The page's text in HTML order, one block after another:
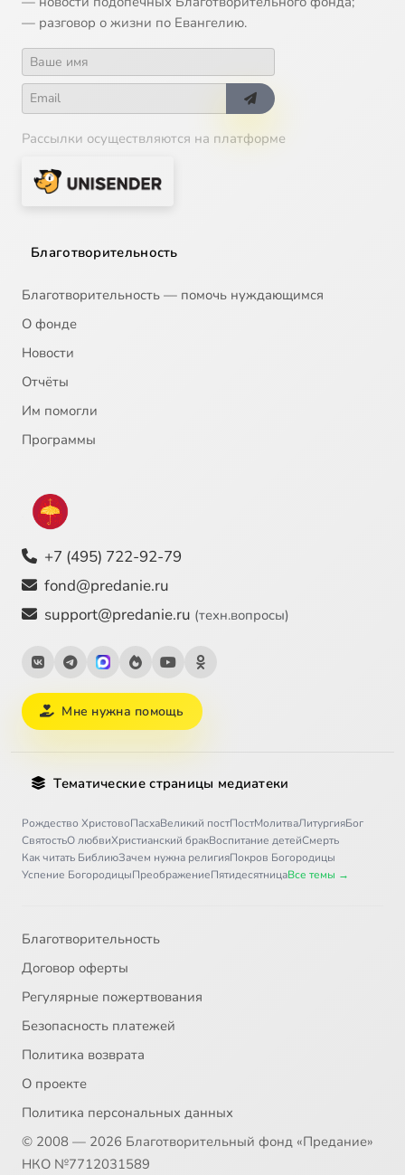
— разговор о жизни по Евангелию.
Рассылки осуществляются на платформе
Благотворительность
Благотворительность — помочь нуждающимся
О фонде
Новости
Отчёты
Им помогли
Программы
+7 (495) 722-92-79
fond@predanie.ru
support@predanie.ru (техн.вопросы)
Мне нужна помощь
Тематические страницы медиатеки
Рождество ХристовоПасхаВеликий постПостМолитваЛитургияБог
СвятостьО любвиХристианский бракВоспитание детейСмерть
Как читать БиблиюЗачем нужна религияПокров Богородицы
Успение БогородицыПреображениеПятидесятницаВсе темы →
Благотворительность
Договор оферты
Регулярные пожертвования
Безопасность платежей
Политика возврата
О проекте
Политика персональных данных
© 2008 — 2026 Благотворительный фонд «Предание»
НКО №7712031589